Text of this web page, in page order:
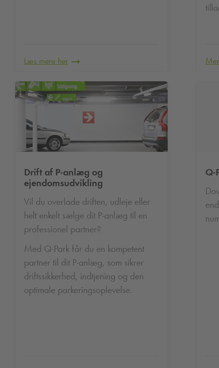
Læs mere her
Drift af P-anlæg og
ejendomsudvikling
Vil du overlade driften, udleje eller
helt enkelt sælge dit P-anlæg til en
professionel partner?
Med Q-Park får du en kompetent
partner til dit P-anlæg, som sikrer
driftssikkerhed, indtjening og den
optimale parkeringsoplevelse.
Q-